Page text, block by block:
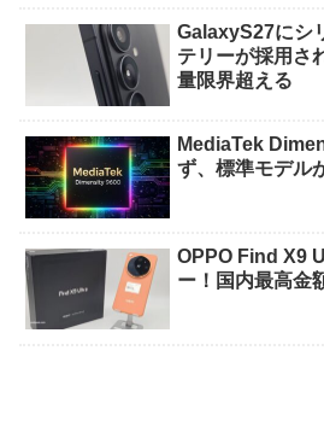
GalaxyS27にシ
テリーが採用さ
量限界超える
MediaTek
ず、標準モデル
OPPO Find X9
ー！国内最高金